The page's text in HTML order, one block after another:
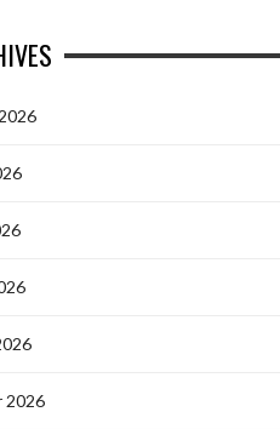
2026